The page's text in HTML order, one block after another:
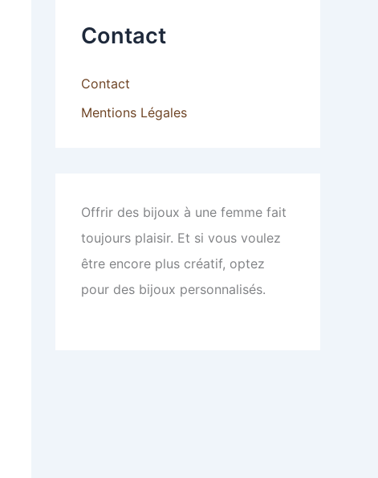
Contact
Contact
Mentions Légales
Offrir des bijoux à une femme fait
toujours plaisir. Et si vous voulez
être encore plus créatif, optez
pour des bijoux personnalisés.